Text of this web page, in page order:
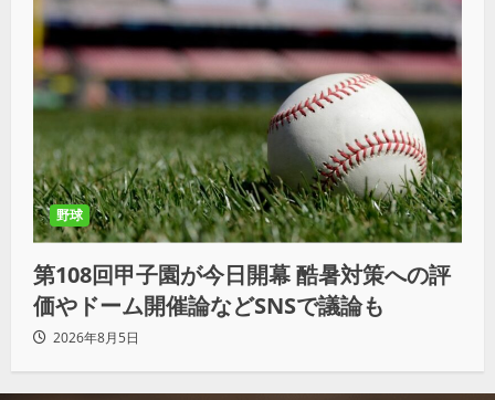
野球
第108回甲子園が今日開幕 酷暑対策への評
価やドーム開催論などSNSで議論も
2026年8月5日